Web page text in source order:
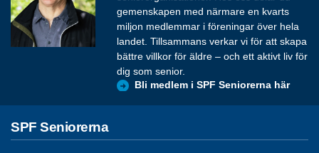
gemenskapen med närmare en kvarts
miljon medlemmar i föreningar över hela
landet. Tillsammans verkar vi för att skapa
bättre villkor för äldre – och ett aktivt liv för
dig som senior.
Bli medlem i SPF Seniorerna här
SPF Seniorerna